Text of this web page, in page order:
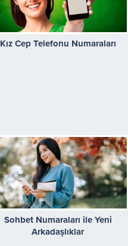
Kız Cep Telefonu Numaraları
Sohbet Numaraları ile Yeni
Arkadaşlıklar